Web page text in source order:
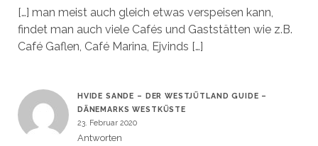
[…] man meist auch gleich etwas verspeisen kann,
findet man auch viele Cafés und Gaststätten wie z.B.
Café Gaflen, Café Marina, Ejvinds […]
HVIDE SANDE – DER WESTJÜTLAND GUIDE –
DÄNEMARKS WESTKÜSTE
23. Februar 2020
Antworten